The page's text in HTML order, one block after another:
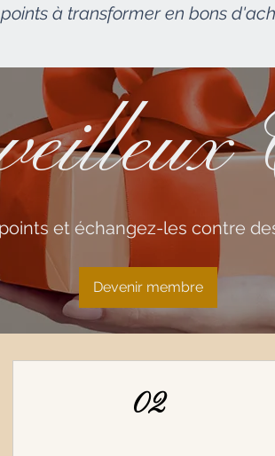
points à transformer en bons
et échangez-les contre
Devenir membre
02